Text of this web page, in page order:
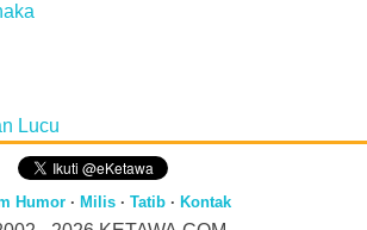
Lucu
Humor· Milis· Tatib· Kontak